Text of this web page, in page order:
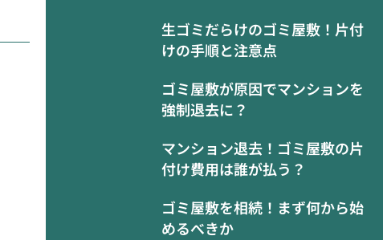
生ゴミだらけのゴミ屋敷！片付
けの手順と注意点
ゴミ屋敷が原因でマンションを
強制退去に？
マンション退去！ゴミ屋敷の片
付け費用は誰が払う？
ゴミ屋敷を相続！まず何から始
めるべきか